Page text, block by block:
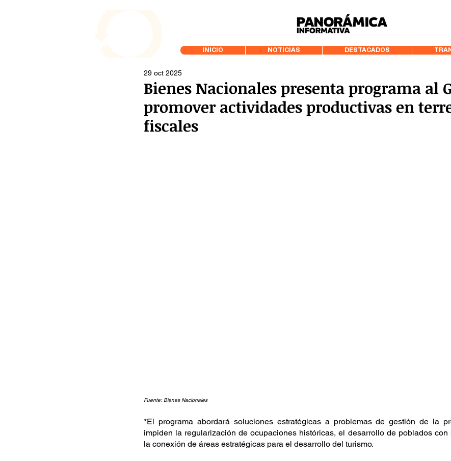
INICIO NOTICIAS DESTACADOS
Bienes Nacionales presenta programa al
promover actividades productivas en
fiscales
29 oct 2025
Fuente: Bienes Nacionales
*El programa abordará soluciones estratégicas a problemas de gestión de la
impiden la regularización de ocupaciones históricas, el desarrollo de poblados con
la conexión de áreas estratégicas para el desarrollo del turismo.